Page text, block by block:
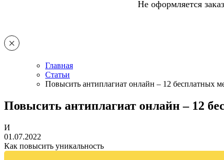
Не оформляется
Главная
Статьи
Повысить антиплагиат онлайн – 12 бесплатных
Повысить антиплагиат онлайн – 12
И
01.07.2022
Как повысить уникальность